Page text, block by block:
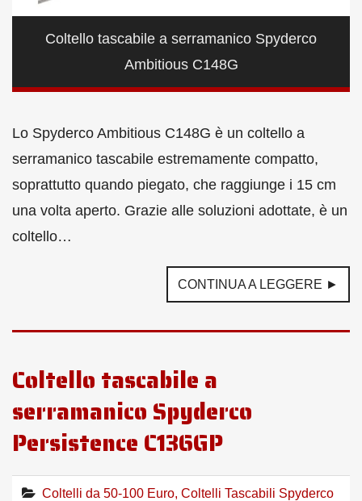
Coltello tascabile a serramanico Spyderco
Ambitious C148G
Lo Spyderco Ambitious C148G è un coltello a
serramanico tascabile estremamente compatto,
soprattutto quando piegato, che raggiunge i 15 cm
una volta aperto. Grazie alle soluzioni adottate, è un
coltello…
CONTINUA A LEGGERE ►
Coltello tascabile a
serramanico Spyderco
Persistence C136GP
Coltelli da 50-100 Euro, Coltelli Tascabili Spyderco